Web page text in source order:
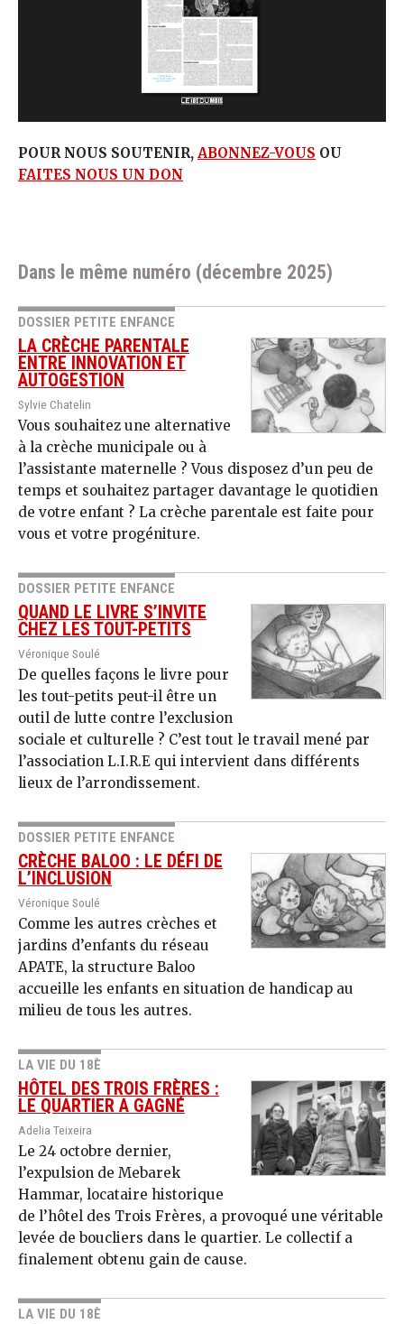
POUR NOUS SOUTENIR, ABONNEZ-VOUS OU
FAITES NOUS UN DON
Dans le même numéro (décembre 2025)
DOSSIER PETITE ENFANCE
LA CRÈCHE PARENTALE
ENTRE INNOVATION ET
AUTOGESTION
Sylvie Chatelin
Vous souhaitez une alternative
à la crèche municipale ou à
l’assistante maternelle ? Vous disposez d’un peu de
temps et souhaitez partager davantage le quotidien
de votre enfant ? La crèche parentale est faite pour
vous et votre progéniture.
DOSSIER PETITE ENFANCE
QUAND LE LIVRE S’INVITE
CHEZ LES TOUT-PETITS
Véronique Soulé
De quelles façons le livre pour
les tout-petits peut-il être un
outil de lutte contre l’exclusion
sociale et culturelle ? C’est tout le travail mené par
l’association L.I.R.E qui intervient dans différents
lieux de l’arrondissement.
DOSSIER PETITE ENFANCE
CRÈCHE BALOO : LE DÉFI DE
L’INCLUSION
Véronique Soulé
Comme les autres crèches et
jardins d’enfants du réseau
APATE, la structure Baloo
accueille les enfants en situation de handicap au
milieu de tous les autres.
LA VIE DU 18È
HÔTEL DES TROIS FRÈRES :
LE QUARTIER A GAGNÉ
Adelia Teixeira
Le 24 octobre dernier,
l’expulsion de Mebarek
Hammar, locataire historique
de l’hôtel des Trois Frères, a provoqué une véritable
levée de boucliers dans le quartier. Le collectif a
finalement obtenu gain de cause.
LA VIE DU 18È